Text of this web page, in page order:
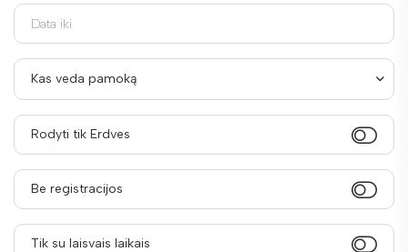
Kas veda pamoką
Rodyti tik Erdves
Be registracijos
Tik su laisvais laikais